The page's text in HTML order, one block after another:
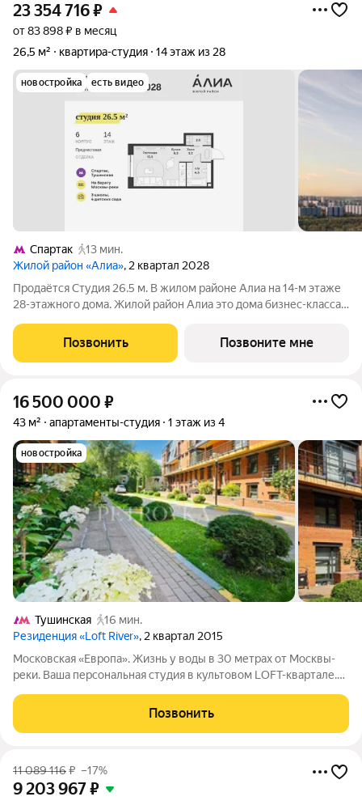
23 354 716₽
от 83 898 ₽ в месяц
26,5 м²
квартира-студия 14 этаж из 28
новостройка есть видео
Спартак
13 мин.
Жилой район «Алиа», 2 квартал 2028
Продаётся Студия 26.5 м. В жилом районе Алиа на 14-м этаже
28-этажного дома. Жилой район Алиа это дома бизнес-класса
Покровском-Стрешневе, экологически чистом районе на
престижном северо-западе
Позвонить Позвоните мне
16 500 000 ₽
43 м² апартаменты-студия 1 этаж из 4
новостройка
Тушинская
16 мин.
Резиденция «Loft River», 2 квартал 2015
Московская «Европа». Жизнь у воды в 30 метрах от Москвы-
реки. Ваша персональная студия в культовом LOFT-квартале.
берегу! 30 метров до воды это не просто цифра, это доступ к
вейкбордингу и
Позвонить
11 089 116₽ –17%
9 203 967₽